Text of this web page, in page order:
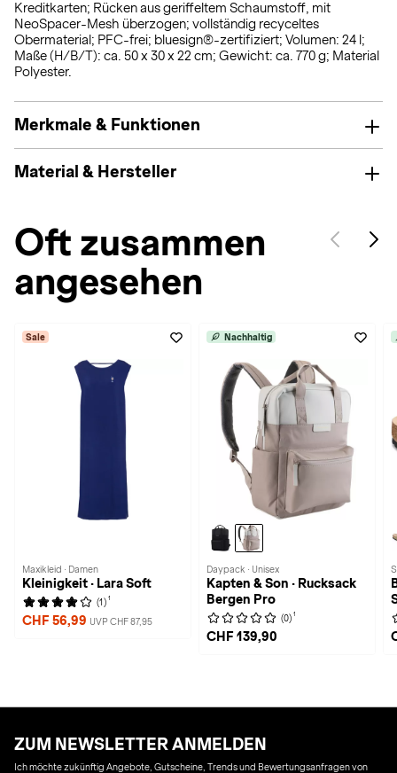
Kreditkarten; Rücken aus geriffeltem Schaumstoff, mit
NeoSpacer-Mesh überzogen; vollständig recyceltes
Obermaterial; PFC-frei; bluesign®-zertifiziert; Volumen: 24 l;
Maße (H/B/T): ca. 50 x 30 x 22 cm; Gewicht: ca. 770 g; Material
Polyester.
Merkmale & Funktionen
Material & Hersteller
Oft zusammen
angesehen
Sale
Maxikleid · Damen
Kleinigkeit · Lara Soft
(1) 1
CHF 56,99 UVP CHF 87,95
Nachhaltig
Daypack · Unisex
Kapten & Son · Rucksack
Bergen Pro
(0) 1
CHF 139,90
ZUM NEWSLETTER ANMELDEN
Ich möchte zukünftig Angebote, Gutscheine, Trends und Bewertungsanfragen von